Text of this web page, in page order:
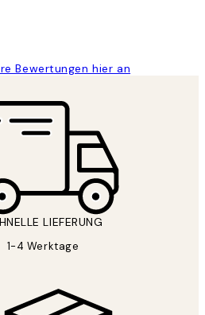
Bewertungen hier an
LIEFERUNG
1-4 Werktage